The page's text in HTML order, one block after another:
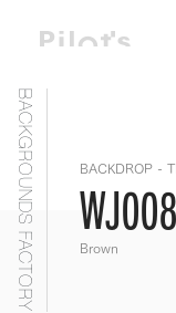
BACKGROUNDS FACTORY BACKDROP -
WJ008
Brown